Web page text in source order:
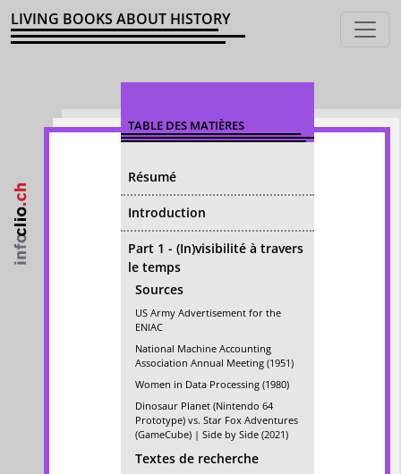
LIVING BOOKS ABOUT HISTORY
TABLE DES MATIÈRES
Résumé
Introduction
Part 1 - (In)visibilité à travers
le temps
Sources
US Army Advertisement for the
ENIAC
National Machine Accounting
Association Annual Meeting (1951)
Women in Data Processing (1980)
Dinosaur Planet (Nintendo 64
Prototype) vs. Star Fox Adventures
(GameCube) | Side by Side (2021)
Textes de recherche